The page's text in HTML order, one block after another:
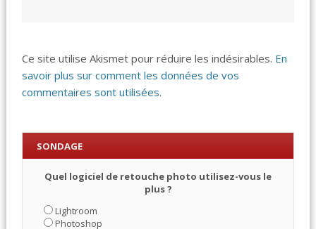
Ce site utilise Akismet pour réduire les indésirables. En
savoir plus sur comment les données de vos
commentaires sont utilisées.
SONDAGE
Quel logiciel de retouche photo utilisez-vous le
plus ?
Lightroom
Photoshop